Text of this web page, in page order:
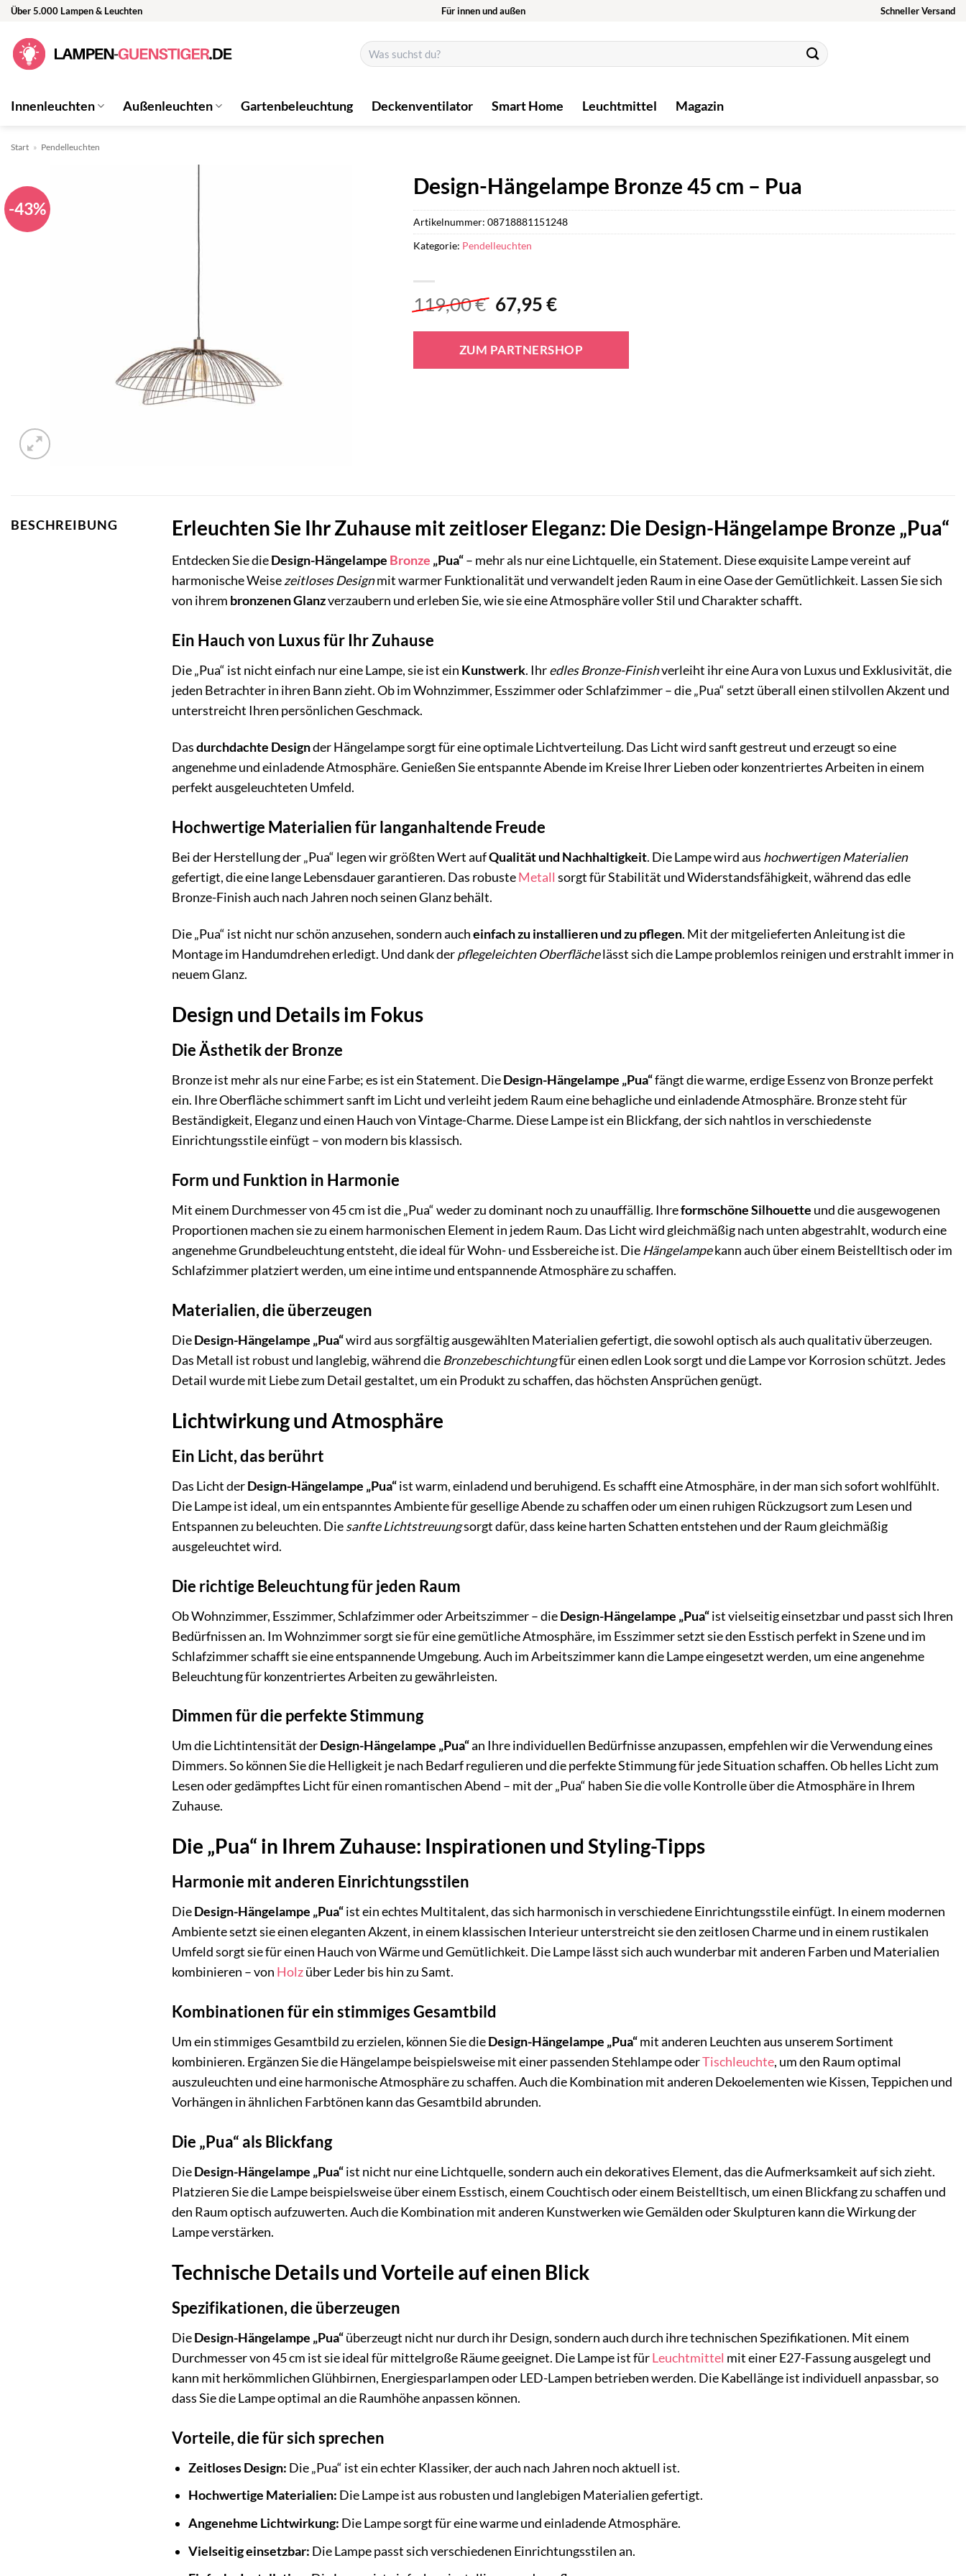
Zum
springen
Über 5.000 Lampen & Leuchten Für innen und außen Schneller Versand
Suchen
nach:
Innenleuchten Außenleuchten Gartenbeleuchtung Deckenventilator Smart Home Leuchtmittel Magazin
Start » Pendelleuchten
-43%
Design-Hängelampe Bronze 45 cm – Pua
119,00€ Ursprünglicher
war:
119,00 €
67,95€Aktueller
ist:
67,95 €.
ZUM PARTNERSHOP
Artikelnummer: 08718881151248
Kategorie: Pendelleuchten
BESCHREIBUNG Erleuchten Sie Ihr Zuhause mit zeitloser Eleganz: Die Design-Hängelampe Bronze „Pua“
Entdecken Sie dieDesign-Hängelampe Bronze „Pua“– mehr als nur eine Lichtquelle, ein Statement. Diese exquisite Lampe vereint auf
harmonische Weisezeitloses Designmit warmer Funktionalität und verwandelt jeden Raum in eine Oase der Gemütlichkeit. Lassen Sie sich
von ihrem bronzenen Glanzverzaubern und erleben Sie, wie sie eine Atmosphäre voller Stil und Charakter schafft.
Ein Hauch von Luxus für Ihr Zuhause
Die „Pua“ ist nicht einfach nur eine Lampe, sie ist ein Kunstwerk. Ihredles Bronze-Finishverleiht ihr eine Aura von Luxus und Exklusivität, die
jeden Betrachter in ihren Bann zieht. Ob im Wohnzimmer, Esszimmer oder Schlafzimmer – die „Pua“ setzt überall einen stilvollen Akzent und
unterstreicht Ihren persönlichen Geschmack.
Dasdurchdachte Designder Hängelampe sorgt für eine optimale Lichtverteilung. Das Licht wird sanft gestreut und erzeugt so eine
angenehme und einladende Atmosphäre. Genießen Sie entspannte Abende im Kreise Ihrer Lieben oder konzentriertes Arbeiten in einem
perfekt ausgeleuchteten Umfeld.
Hochwertige Materialien für langanhaltende Freude
Bei der Herstellung der „Pua“ legen wir größten Wert aufQualität und Nachhaltigkeit. Die Lampe wird aus hochwertigen Materialien
gefertigt, die eine lange Lebensdauer garantieren. Das robusteMetall sorgt für Stabilität und Widerstandsfähigkeit, während das edle
Bronze-Finish auch nach Jahren noch seinen Glanz behält.
Die „Pua“ ist nicht nur schön anzusehen, sondern aucheinfach zu installieren und zu pflegen. Mit der mitgelieferten Anleitung ist die
Montage im Handumdrehen erledigt. Und dank derpflegeleichten Oberflächelässt sich die Lampe problemlos reinigen und erstrahlt immer in
neuem Glanz.
Design und Details im Fokus
Die Ästhetik der Bronze
Bronze ist mehr als nur eine Farbe; es ist ein Statement. DieDesign-Hängelampe „Pua“fängt die warme, erdige Essenz von Bronze perfekt
ein. Ihre Oberfläche schimmert sanft im Licht und verleiht jedem Raum eine behagliche und einladende Atmosphäre. Bronze steht für
Beständigkeit, Eleganz und einen Hauch von Vintage-Charme. Diese Lampe ist ein Blickfang, der sich nahtlos in verschiedenste
Einrichtungsstile einfügt – von modern bis klassisch.
Form und Funktion in Harmonie
Mit einem Durchmesser von 45 cm ist die „Pua“ weder zu dominant noch zu unauffällig. Ihreformschöne Silhouette und die ausgewogenen
Proportionen machen sie zu einem harmonischen Element in jedem Raum. Das Licht wird gleichmäßig nach unten abgestrahlt, wodurch eine
angenehme Grundbeleuchtung entsteht, die ideal für Wohn- und Essbereiche ist. DieHängelampekann auch über einem Beistelltisch oder im
Schlafzimmer platziert werden, um eine intime und entspannende Atmosphäre zu schaffen.
Materialien, die überzeugen
DieDesign-Hängelampe „Pua“wird aus sorgfältig ausgewählten Materialien gefertigt, die sowohl optisch als auch qualitativ überzeugen.
Das Metall ist robust und langlebig, während dieBronzebeschichtungfür einen edlen Look sorgt und die Lampe vor Korrosion schützt. Jedes
Detail wurde mit Liebe zum Detail gestaltet, um ein Produkt zu schaffen, das höchsten Ansprüchen genügt.
Lichtwirkung und Atmosphäre
Ein Licht, das berührt
Das Licht derDesign-Hängelampe „Pua“ist warm, einladend und beruhigend. Es schafft eine Atmosphäre, in der man sich sofort wohlfühlt.
Die Lampe ist ideal, um ein entspanntes Ambiente für gesellige Abende zu schaffen oder um einen ruhigen Rückzugsort zum Lesen und
Entspannen zu beleuchten. Diesanfte Lichtstreuungsorgt dafür, dass keine harten Schatten entstehen und der Raum gleichmäßig
ausgeleuchtet wird.
Die richtige Beleuchtung für jeden Raum
Ob Wohnzimmer, Esszimmer, Schlafzimmer oder Arbeitszimmer – dieDesign-Hängelampe „Pua“ist vielseitig einsetzbar und passt sich Ihren
Bedürfnissen an. Im Wohnzimmer sorgt sie für eine gemütliche Atmosphäre, im Esszimmer setzt sie den Esstisch perfekt in Szene und im
Schlafzimmer schafft sie eine entspannende Umgebung. Auch im Arbeitszimmer kann die Lampe eingesetzt werden, um eine angenehme
Beleuchtung für konzentriertes Arbeiten zu gewährleisten.
Dimmen für die perfekte Stimmung
Um die Lichtintensität derDesign-Hängelampe „Pua“an Ihre individuellen Bedürfnisse anzupassen, empfehlen wir die Verwendung eines
Dimmers. So können Sie die Helligkeit je nach Bedarf regulieren und die perfekte Stimmung für jede Situation schaffen. Ob helles Licht zum
Lesen oder gedämpftes Licht für einen romantischen Abend – mit der „Pua“ haben Sie die volle Kontrolle über die Atmosphäre in Ihrem
Zuhause.
Die „Pua“ in Ihrem Zuhause: Inspirationen und Styling-Tipps
Harmonie mit anderen Einrichtungsstilen
DieDesign-Hängelampe „Pua“ist ein echtes Multitalent, das sich harmonisch in verschiedene Einrichtungsstile einfügt. In einem modernen
Ambiente setzt sie einen eleganten Akzent, in einem klassischen Interieur unterstreicht sie den zeitlosen Charme und in einem rustikalen
Umfeld sorgt sie für einen Hauch von Wärme und Gemütlichkeit. Die Lampe lässt sich auch wunderbar mit anderen Farben und Materialien
kombinieren – von Holzüber Leder bis hin zu Samt.
Kombinationen für ein stimmiges Gesamtbild
Um ein stimmiges Gesamtbild zu erzielen, können Sie dieDesign-Hängelampe „Pua“mit anderen Leuchten aus unserem Sortiment
kombinieren. Ergänzen Sie die Hängelampe beispielsweise mit einer passenden Stehlampe oderTischleuchte, um den Raum optimal
auszuleuchten und eine harmonische Atmosphäre zu schaffen. Auch die Kombination mit anderen Dekoelementen wie Kissen, Teppichen und
Vorhängen in ähnlichen Farbtönen kann das Gesamtbild abrunden.
Die „Pua“ als Blickfang
DieDesign-Hängelampe „Pua“ist nicht nur eine Lichtquelle, sondern auch ein dekoratives Element, das die Aufmerksamkeit auf sich zieht.
Platzieren Sie die Lampe beispielsweise über einem Esstisch, einem Couchtisch oder einem Beistelltisch, um einen Blickfang zu schaffen und
den Raum optisch aufzuwerten. Auch die Kombination mit anderen Kunstwerken wie Gemälden oder Skulpturen kann die Wirkung der
Lampe verstärken.
Technische Details und Vorteile auf einen Blick
Spezifikationen, die überzeugen
DieDesign-Hängelampe „Pua“überzeugt nicht nur durch ihr Design, sondern auch durch ihre technischen Spezifikationen. Mit einem
Durchmesser von 45 cm ist sie ideal für mittelgroße Räume geeignet. Die Lampe ist fürLeuchtmittel mit einer E27-Fassung ausgelegt und
kann mit herkömmlichen Glühbirnen, Energiesparlampen oder LED-Lampen betrieben werden. Die Kabellänge ist individuell anpassbar, so
dass Sie die Lampe optimal an die Raumhöhe anpassen können.
Vorteile, die für sich sprechen
Zeitloses Design: Die „Pua“ ist ein echter Klassiker, der auch nach Jahren noch aktuell ist.
Hochwertige Materialien: Die Lampe ist aus robusten und langlebigen Materialien gefertigt.
Angenehme Lichtwirkung: Die Lampe sorgt für eine warme und einladende Atmosphäre.
Vielseitig einsetzbar: Die Lampe passt sich verschiedenen Einrichtungsstilen an.